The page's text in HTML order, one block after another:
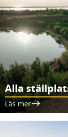
Alla
Läs mer